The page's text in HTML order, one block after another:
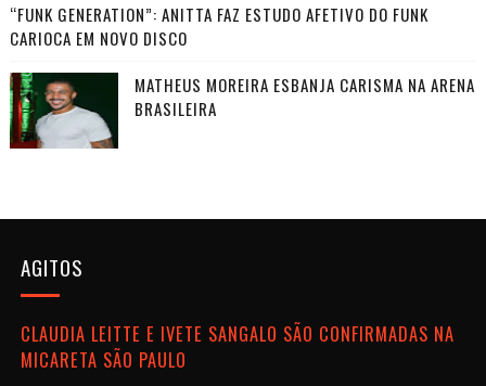
“FUNK GENERATION”: ANITTA FAZ ESTUDO AFETIVO DO FUNK
CARIOCA EM NOVO DISCO
MATHEUS MOREIRA ESBANJA CARISMA NA ARENA
BRASILEIRA
AGITOS
CLAUDIA LEITTE E IVETE SANGALO SÃO CONFIRMADAS NA
MICARETA SÃO PAULO